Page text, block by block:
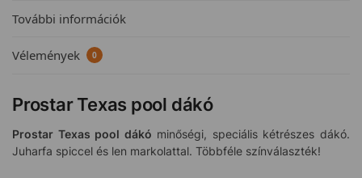
További információk
Vélemények 0
Prostar Texas pool dákó
Prostar Texas pool dákó minőségi, speciális kétrészes dákó.
Juharfa spiccel és len markolattal. Többféle színválaszték!